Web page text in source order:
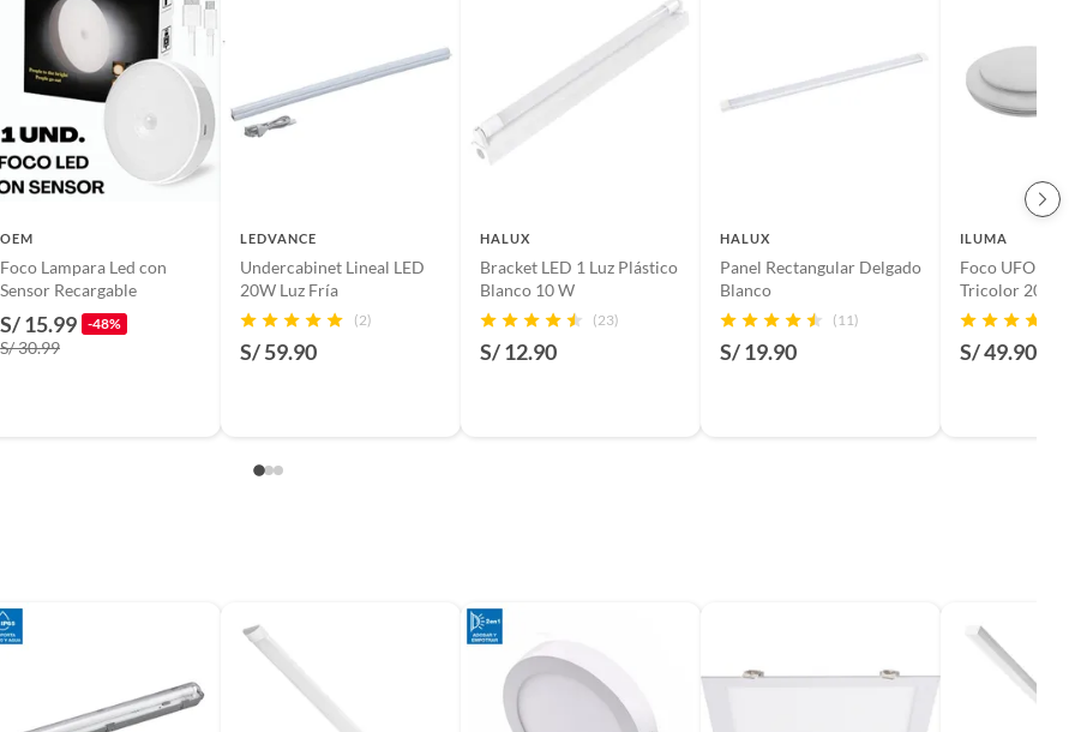
productos para asfalto, hormigón, albañilería.
productos para asfalto.
tecnología, línea blanca, colchones, muebles, bicicletas y
alimenticios, vitaminas.
OEM
Foco Lampara Led con
Sensor Recargable
S/ 15.99 -48%
S/ 30.99
LEDVANCE
Undercabinet Lineal LED
20W Luz Fría
(2)
S/ 59.90
HALUX
Bracket LED 1 Luz Plástico
Blanco 10 W
(23)
S/ 12.90
HALUX
Panel Rectangular Delgado
Blanco
(11)
S/ 19.90
ILUMA
Foco UFO LED
Tricolor 20 W
Policarbonato
S/ 49.90